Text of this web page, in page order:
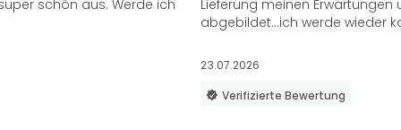
schön aus. Werde ich
Lieferung meinen Erwartungen
abgebildet...ich werde wieder
23.07.2026
Verifizierte Bewertung